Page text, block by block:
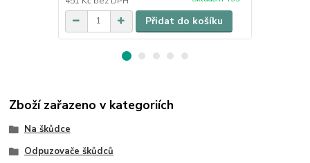
Přidat do košíku
Zboží zařazeno v kategoriích
Na škůdce
Odpuzovače škůdců